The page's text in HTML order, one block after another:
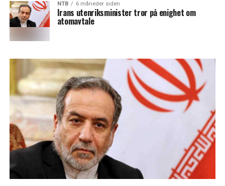
NTB 6 måneder siden
Irans utenriksminister tror på enighet om
atomavtale